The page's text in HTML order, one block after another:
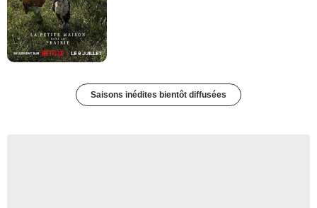
Saisons inédites bientôt diffusées